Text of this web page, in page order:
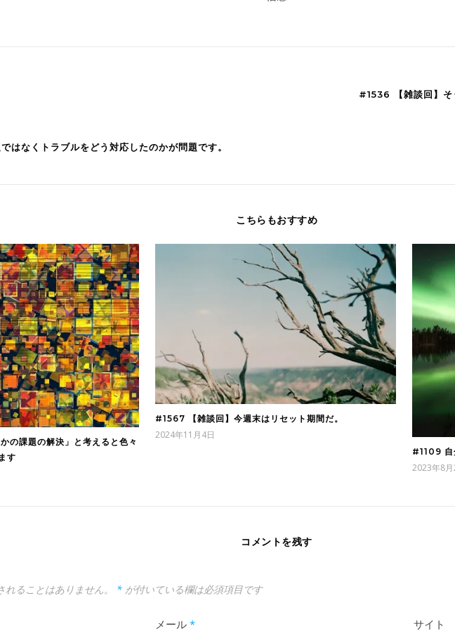
はなくトラブルをどう対応したのかが問題です。
#1536 【雑談回】そ
こちらもおすすめ
の課題の解決」と考えると色々
す
#1567 【雑談回】今週末はリセット期間だ。
2024年11月4日
#1109 自
2023年8月
コメントを残す
ることはありません。 * が付いている欄は必須項目です
メール* サイト